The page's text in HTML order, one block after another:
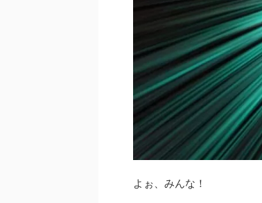
よぉ、みんな！